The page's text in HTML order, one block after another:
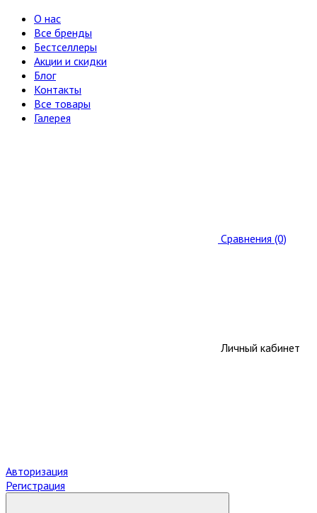
О нас
Все бренды
Бестселлеры
Акции и скидки
Блог
Контакты
Все товары
Галерея
Сравнения (0)
Личный кабинет
Авторизация
Регистрация